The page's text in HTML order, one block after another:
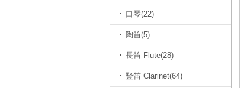
口琴(22)
陶笛(5)
長笛 Flute(28)
豎笛 Clarinet(64)